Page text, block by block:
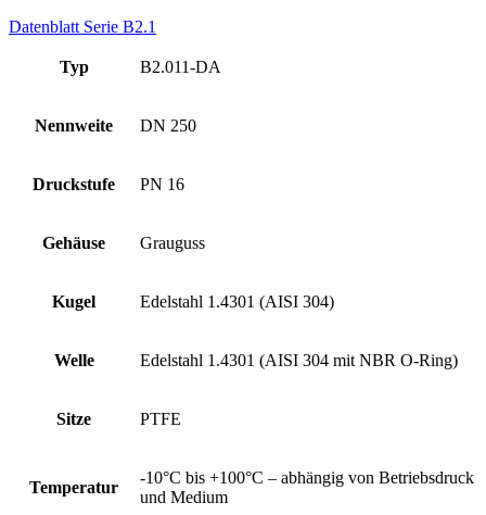
Datenblatt Serie B2.1
Typ B2.011-DA
Nennweite DN 250
Druckstufe PN 16
Gehäuse Grauguss
Kugel Edelstahl 1.4301 (AISI 304)
Welle Edelstahl 1.4301 (AISI 304 mit NBR O-Ring)
Sitze PTFE
Temperatur
-10°C bis +100°C – abhängig von Betriebsdruck
und Medium